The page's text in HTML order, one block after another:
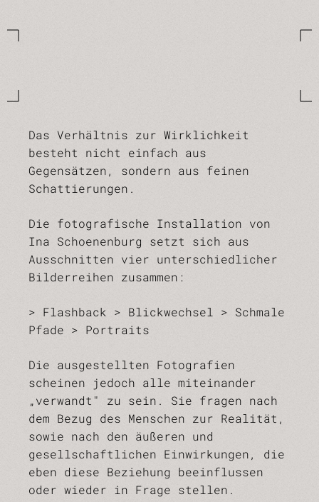
Das Verhältnis zur Wirklichkeit
besteht nicht einfach aus
Gegensätzen, sondern aus feinen
Schattierungen.
Die fotografische Installation von
Ina Schoenenburg setzt sich aus
Ausschnitten vier unterschiedlicher
Bilderreihen zusammen:
> Flashback > Blickwechsel > Schmale
Pfade > Portraits
Die ausgestellten Fotografien
scheinen jedoch alle miteinander
„verwandt" zu sein. Sie fragen nach
dem Bezug des Menschen zur Realität,
sowie nach den äußeren und
gesellschaftlichen Einwirkungen, die
eben diese Beziehung beeinflussen
oder wieder in Frage stellen.